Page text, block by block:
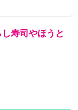
寿司やほうと